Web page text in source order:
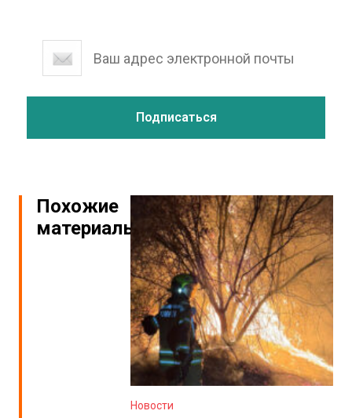
Похожие
материалы
Новости